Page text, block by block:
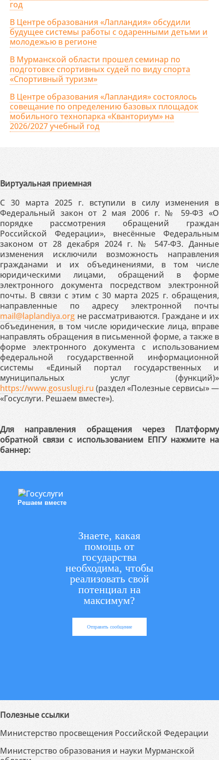
год
В Центре образования «Лапландия» обсудили
будущее системы работы с одаренными детьми и
молодежью в регионе
В Мурманской области прошел семинар по
подготовке спортивных судей по виду спорта
«Спортивный туризм»
В Центре образования «Лапландия» состоялось
совещание по определению базовых площадок
мобильного технопарка «Кванториум» на
2026/2027 учебный год
Виртуальная приемная
С 30 марта 2025 г. вступили в силу изменения в
Федеральный закон от 2 мая 2006 г. № 59-ФЗ «О
порядке рассмотрения обращений граждан
Российской Федерации», внесённые Федеральным
законом от 28 декабря 2024 г. № 547-ФЗ. Данные
изменения исключили возможность направления
гражданами и их объединениями, в том числе
юридическими лицами, обращений в форме
электронного документа посредством электронной
почты. В связи с этим с 30 марта 2025 г. обращения,
направленные по адресу электронной почты
mail@laplandiya.org не рассматриваются. Граждане и их
объединения, в том числе юридические лица, вправе
направлять обращения в письменной форме, а также в
форме электронного документа с использованием
федеральной государственной информационной
системы «Единый портал государственных и
муниципальных услуг (функций)»
https://www.gosuslugi.ru (раздел «Полезные сервисы» —
«Госуслуги. Решаем вместе»).
Для направления обращения через Платформу
обратной связи с использованием ЕПГУ нажмите на
баннер:
Решаем вместе
Знаете, какая
помощь от
государства
необходима, чтобы
реализовать свой
потенциал на
максимум?
Отправить сообщение
Полезные ссылки
Министерство просвещения Российской Федерации
Министерство образования и науки Мурманской